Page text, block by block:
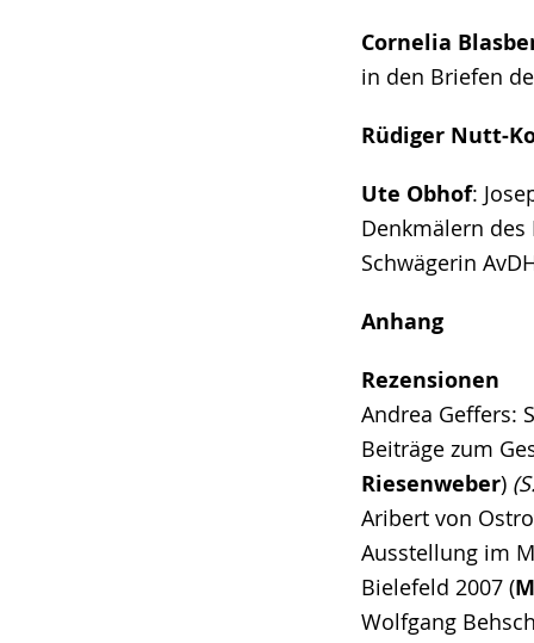
Cornelia
in den Briefen
Rüdiger Nutt-
Ute Obhof:
Denkmälern
Schwägerin
Anhang
Rezensionen
Andrea Geffers:
Beiträge zum
Riesenweber)
Aribert von
Ausstellung im
Bielefeld 2007 (
Wolfgang